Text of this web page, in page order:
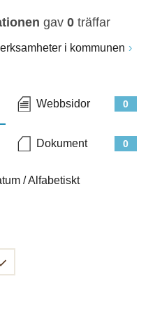
gav 0 träffar
i kommunen
0
Webbsidor
0
Dokument
/Alfabetiskt